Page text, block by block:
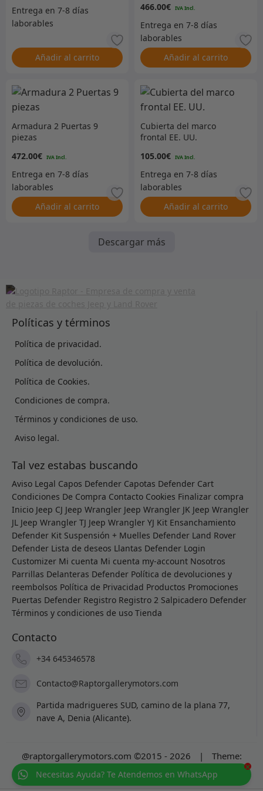
Añadir al carrito
466.00€
Añadir al carrito
Armadura 2 Puertas 9
piezas
472.00€
Añadir al carrito
Cubierta del marco
frontal EE. UU.
105.00€
Añadir al carrito
Descargar más
Necesitas Ayuda? Te Atendemos en WhatsApp
×
Políticas y términos
Política de privacidad.
Política de devolución.
Política de Cookies.
Condiciones de compra.
Términos y condiciones de uso.
Aviso legal.
Tal vez estabas buscando
Aviso Legal Capos Defender Capotas Defender Cart
Condiciones De Compra Contacto Cookies Finalizar compra
Inicio Jeep CJ Jeep Wrangler Jeep Wrangler JK Jeep Wrangler
JL Jeep Wrangler TJ Jeep Wrangler YJ Kit Ensanchamiento
Defender Kit Suspensión + Muelles Defender Land Rover
Defender Lista de deseos Llantas Defender Login
Customizer Mi cuenta Mi cuenta my-account Nosotros
Parrillas Delanteras Defender Política de devoluciones y
reembolsos Política de Privacidad Productos Promociones
Puertas Defender Registro Registro 2 Salpicadero Defender
Términos y condiciones de uso Tienda
Contacto
+34 645346578
Contacto@Raptorgallerymotors.com
Partida madrigueres SUD, camino de la plana 77,
nave A, Denia (Alicante).
@raptorgallerymotors.com ©2015 - 2026 |
Theme:
Prosale byfull100ack